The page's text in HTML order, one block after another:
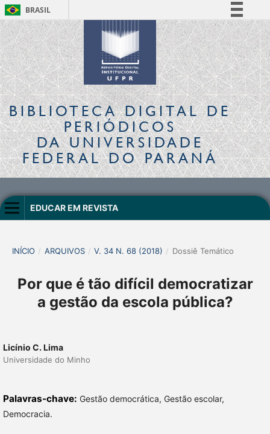
BRASIL
Simplifique!
Comunica BR
Participe
Acesso à informação
Legislação
Canais
BIBLIOTECA DIGITALDE
PERIÓDICOS
DA UNIVERSIDADE
FEDERAL DO PARANÁ
EDUCAR EM REVISTA
INÍCIO / ARQUIVOS / V. 34 N. 68 (2018) / Dossiê Temático
Por que é tão difícil democratizar
a gestão da escola pública?
Licínio C. Lima
Universidade do Minho
Palavras-chave: Gestão democrática, Gestão escolar,
Democracia.